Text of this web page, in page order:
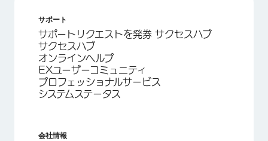
サポート
サポートリクエストを発券 サクセスハブ
サクセスハブ
オンラインヘルプ
EXユーザーコミュニティ
プロフェッショナルサービス
システムステータス
会社情報